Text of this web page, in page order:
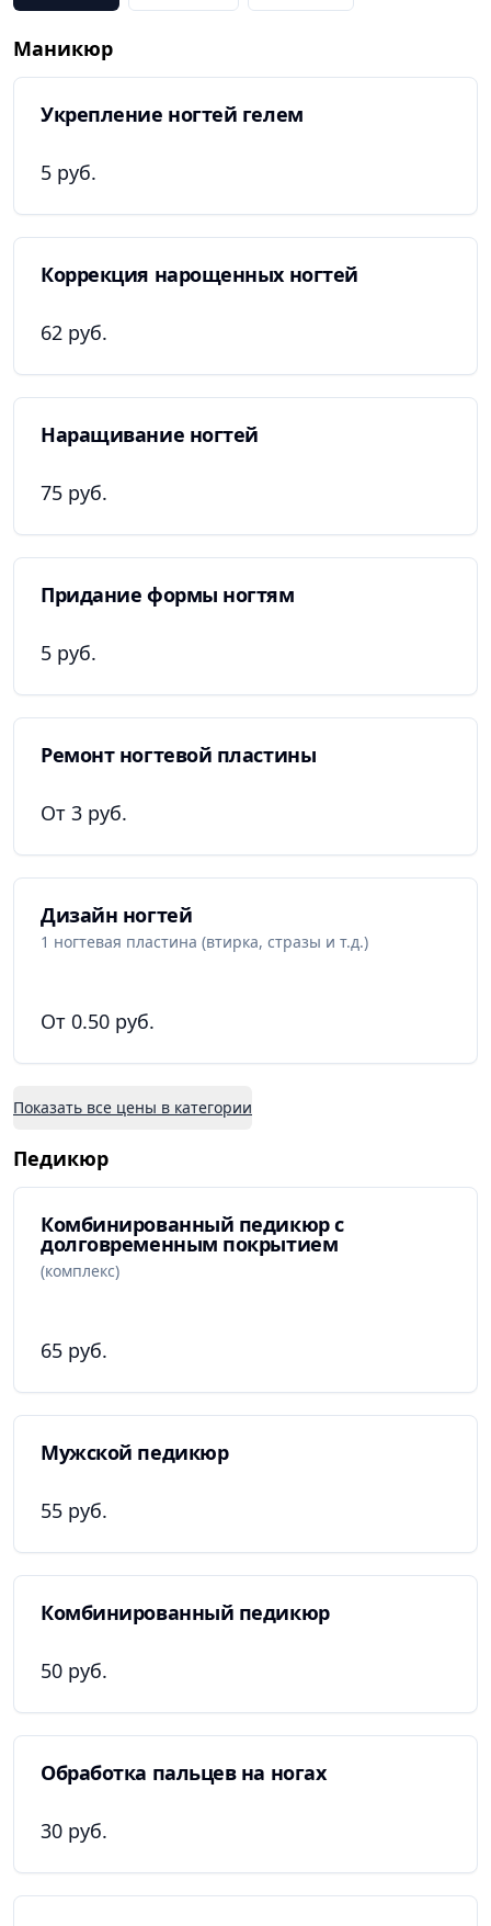
Маникюр
Укрепление ногтей гелем
5 руб.
Коррекция нарощенных ногтей
62 руб.
Наращивание ногтей
75 руб.
Придание формы ногтям
5 руб.
Ремонт ногтевой пластины
От 3 руб.
Дизайн ногтей
1 ногтевая пластина (втирка, стразы и т.д.)
От 0.50 руб.
Показать все цены в категории
Педикюр
Комбинированный педикюр с
долговременным покрытием
(комплекс)
65 руб.
Мужской педикюр
55 руб.
Комбинированный педикюр
50 руб.
Обработка пальцев на ногах
30 руб.